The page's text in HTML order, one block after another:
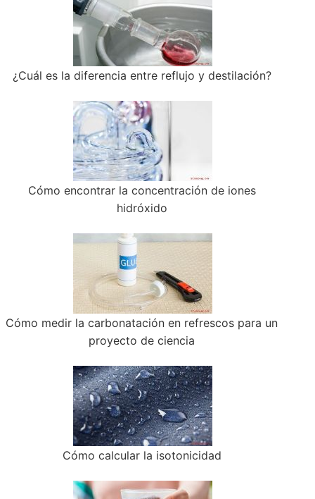
¿Cuál es la diferencia entre reflujo y destilación?
Cómo encontrar la concentración de iones
hidróxido
Cómo medir la carbonatación en refrescos para un
proyecto de ciencia
Cómo calcular la isotonicidad